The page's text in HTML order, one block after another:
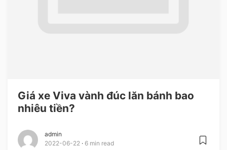
Giá xe Viva vành đúc lăn bánh bao
nhiêu tiền?
admin
2022-06-22
6 min read